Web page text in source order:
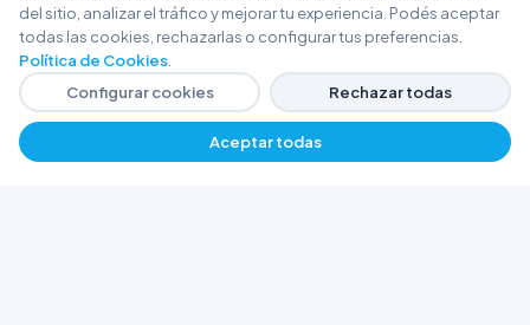
del sitio, analizar el tráfico y mejorar tu experiencia. Podés aceptar
todas las cookies, rechazarlas o configurar tus preferencias.
Política de Cookies
Configurar cookies
Rechazar todas
Aceptar todas